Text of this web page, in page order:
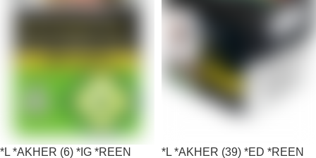
*L *AKHER (6) *IG *REEN
*L *AKHER (39) *ED *REEN